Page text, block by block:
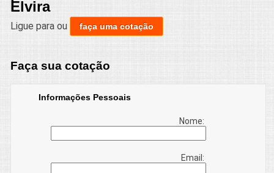
Elvira
Ligue paraou faça uma cotação
Faça sua cotação
Informações Pessoais
Nome:
Email: